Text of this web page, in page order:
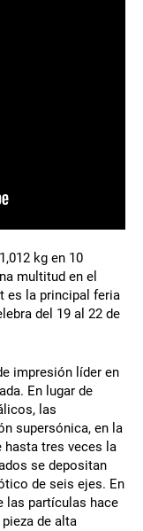
kg en 10
multitud en el
es la principal feria
del 19 al 22 de
impresión líder en
En lugar de
las
supersónica, en la
hasta tres veces la
se depositan
de seis ejes. En
las partículas hace
de alta